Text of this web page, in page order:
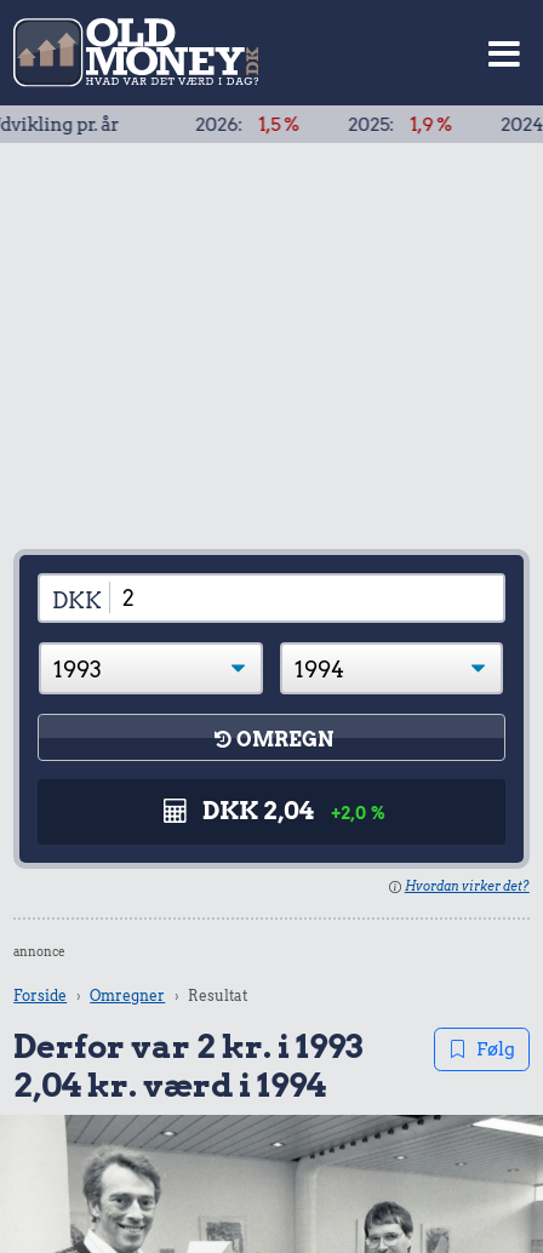
pr. år2026: 1,5 % 2025: 1,9 % 2024: 1,9 %
DKK
OMREGN
DKK 2,04 +2,0 %
Hvordan virker det?
annonce
Forside Omregner Resultat
Derfor var 2 kr. i 1993
2,04 kr. værd i 1994
Følg